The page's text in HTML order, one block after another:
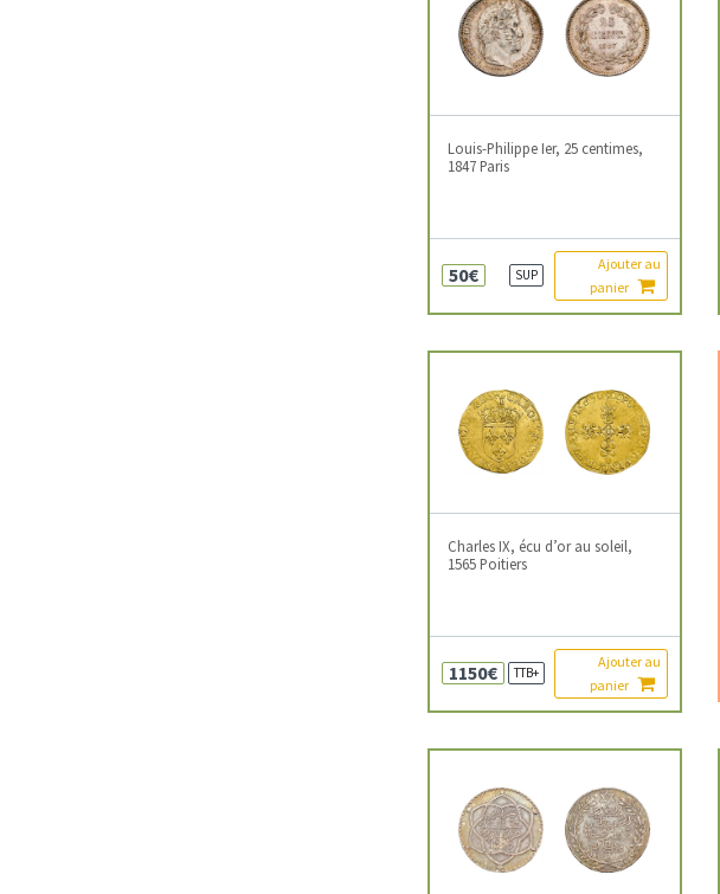
Louis-Philippe Ier, 25 centimes,
1847 Paris
50€ SUP
Ajouter au
panier
Charles IX, écu d’or au soleil,
1565 Poitiers
1150€ TTB+
Ajouter au
panier